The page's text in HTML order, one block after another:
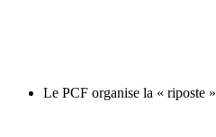
Le PCF organise la « riposte »